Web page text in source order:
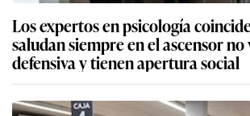
Los expertos en psicología
saludan siempre en el ascensor no
defensiva y tienen apertura social